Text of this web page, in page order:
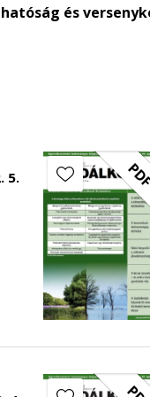
és
névsora
5.